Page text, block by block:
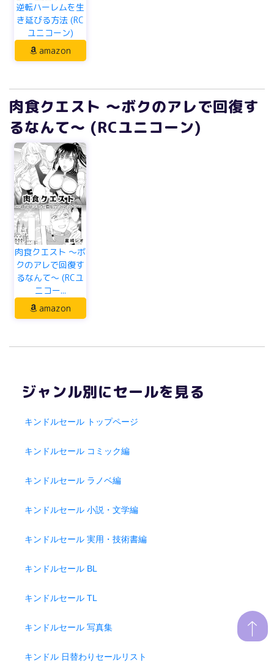
逆転ハーレムを生
き延びる方法 (RC
ユニコーン)
amazon
肉食クエスト ～ボクのアレで回復す
るなんて～ (RCユニコーン)
肉食クエスト ～ボ
クのアレで回復す
るなんて～ (RCユ
ニコー...
amazon
ジャンル別にセールを見る
キンドルセール トップページ
キンドルセール コミック編
キンドルセール ラノベ編
キンドルセール 小説・文学編
キンドルセール 実用・技術書編
キンドルセール BL
キンドルセール TL
キンドルセール 写真集
キンドル 日替わりセールリスト